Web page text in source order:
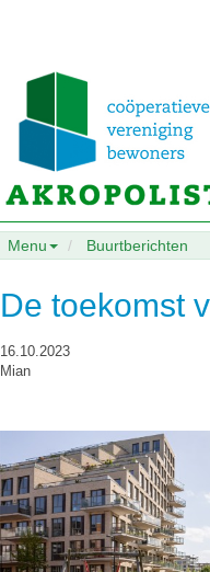
Menu Buurtberichten
De toekomst
16.10.2023
Mian